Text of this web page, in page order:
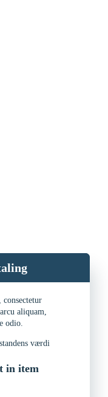
aliquam,
odio.
værdi
in item